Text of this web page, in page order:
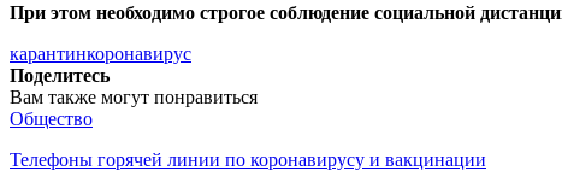
При этом необходимо строгое соблюдение социальной
карантинкоронавирус
Поделитесь
Вам также могут понравиться
Общество
Телефоны горячей линии по коронавирусу и вакцинации